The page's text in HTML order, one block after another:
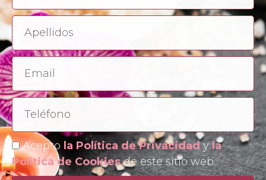
Acepto la Política de Privacidad yla
Política de Cookiesde este sitio web.